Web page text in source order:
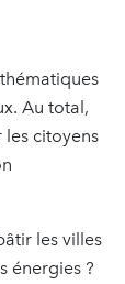
Au total,
citoyens
les villes
énergies ?